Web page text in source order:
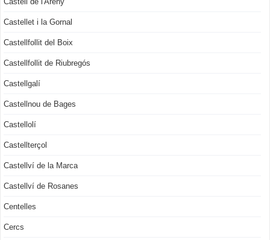
Castellet i la Gornal
Castellfollit del Boix
Castellfollit de Riubregós
Castellgalí
Castellnou de Bages
Castellolí
Castellterçol
Castellví de la Marca
Castellví de Rosanes
Centelles
Cercs